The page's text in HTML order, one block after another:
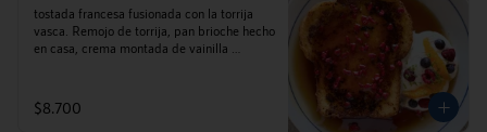
tostada francesa fusionada con la torrija
vasca. Remojo de torrija, pan brioche hecho
en casa, crema montada de vainilla
$8.700